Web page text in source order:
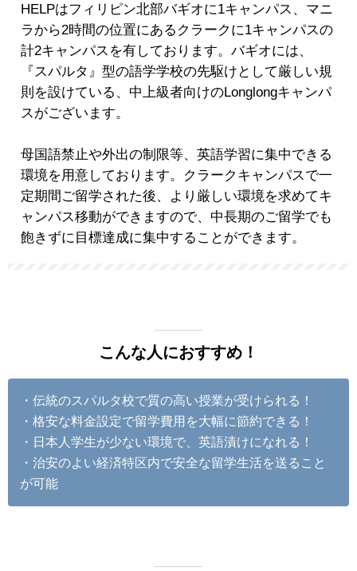
HELPはフィリピン北部バギオに1キャンパス、マニ
ラから2時間の位置にあるクラークに1キャンパスの
計2キャンパスを有しております。バギオには、
『スパルタ』型の語学学校の先駆けとして厳しい規
則を設けている、中上級者向けのLonglongキャンパ
スがございます。
母国語禁止や外出の制限等、英語学習に集中できる
環境を用意しております。クラークキャンパスで一
定期間ご留学された後、より厳しい環境を求めてキ
ャンパス移動ができますので、中長期のご留学でも
飽きずに目標達成に集中することができます。
こんな人におすすめ！
・伝統のスパルタ校で質の高い授業が受けられる！
・格安な料金設定で留学費用を大幅に節約できる！
・日本人学生が少ない環境で、英語漬けになれる！
・治安のよい経済特区内で安全な留学生活を送ること
が可能